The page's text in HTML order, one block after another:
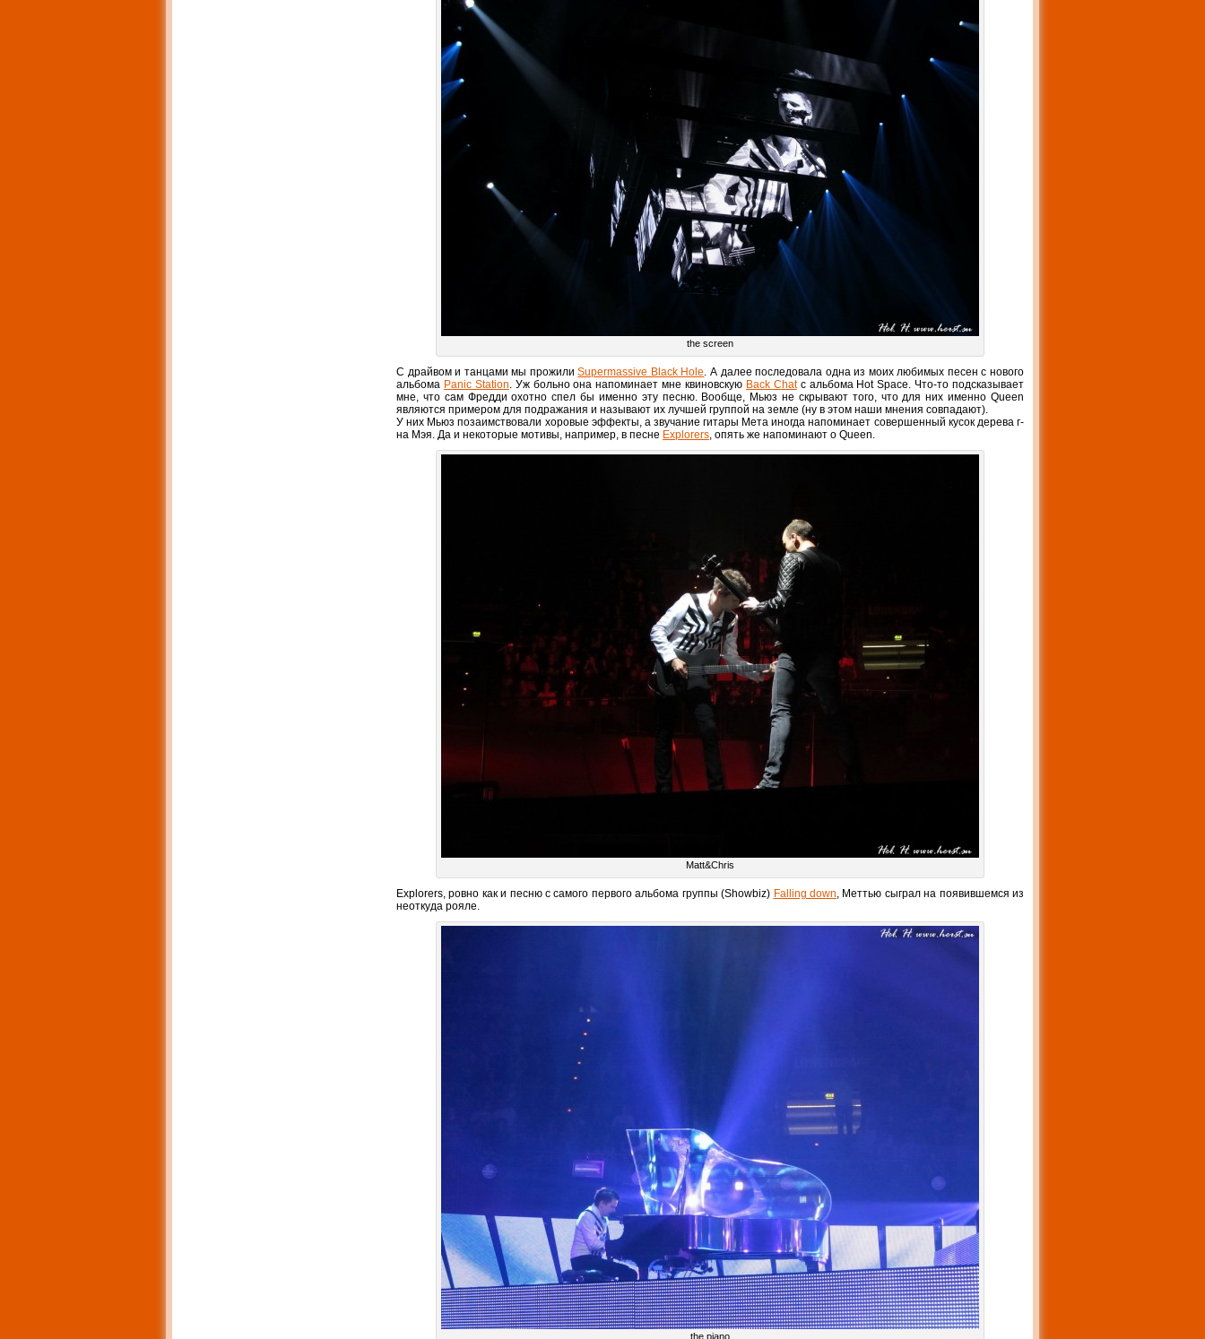
the screen
С драйвом и танцами мы прожилиSupermassive Black Hole. А далее последовала одна из моих любимых песен с нового
альбома Panic Station. Уж больно она напоминает мне квиновскую Back Chatс альбома Hot Space. Что-то подсказывает
мне, что сам Фредди охотно спел бы именно эту песню. Вообще, Мьюз не скрывают того, что для них именно Queen
являются примером для подражания и называют их лучшей группой на земле (ну в этом наши мнения совпадают).
У них Мьюз позаимствовали хоровые эффекты, а звучание гитары Мета иногда напоминает совершенный кусок дерева г-
на Мэя. Да и некоторые мотивы, например, в песне Explorers, опять же напоминают о Queen.
Matt&Chris
Explorers, ровно как и песню с самого первого альбома группы (Showbiz) Falling down, Меттью сыграл на появившемся из
неоткуда рояле.
the piano